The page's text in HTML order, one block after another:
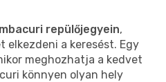
repülőjegyein,
elkezdeni a keresést. Egy
meghozhatja a kedvet
könnyen olyan hely